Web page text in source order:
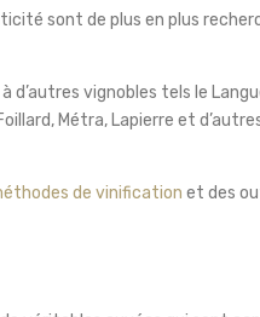
sont de plus en plus
vignobles tels le
Métra, Lapierre et
de vinification et des